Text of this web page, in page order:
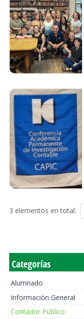
3 elementos en total:
Categorías
Alumnado
Información General
Contador Público